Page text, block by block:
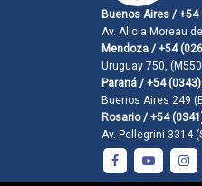
Buenos Aires / +54
Av. Alicia Moreau
Mendoza / +54
Uruguay 750,
Paraná / +54
Buenos Aires 249
Rosario / +54
Av. Pellegrini 3314